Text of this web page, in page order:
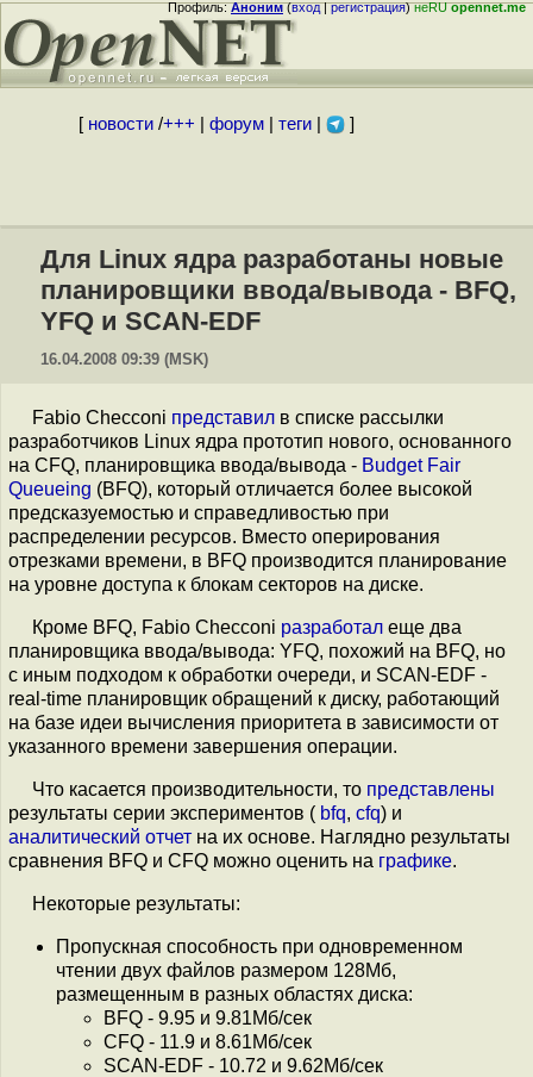
Профиль:Аноним(вход|регистрация)неRUopennet.me
[ новости/+++ форум| теги| ]
Для Linux ядра разработаны новые
планировщики ввода/вывода - BFQ,
YFQ и SCAN-EDF
16.04.2008 09:39 (MSK)
Fabio Checconi представил в списке рассылки
разработчиков Linux ядра прототип нового, основанного
на CFQ, планировщика ввода/вывода - Budget Fair
Queueing (BFQ), который отличается более высокой
предсказуемостью и справедливостью при
распределении ресурсов. Вместо оперирования
отрезками времени, в BFQ производится планирование
на уровне доступа к блокам секторов на диске.
Кроме BFQ, Fabio Checconi разработал еще два
планировщика ввода/вывода: YFQ, похожий на BFQ, но
с иным подходом к обработки очереди, и SCAN-EDF -
real-time планировщик обращений к диску, работающий
на базе идеи вычисления приоритета в зависимости от
указанного времени завершения операции.
Что касается производительности, то представлены
результаты серии экспериментов ( bfq, cfq) и
аналитический отчет на их основе. Наглядно результаты
сравнения BFQ и CFQ можно оценить на графике.
Некоторые результаты:
Пропускная способность при одновременном
чтении двух файлов размером 128Мб,
размещенным в разных областях диска:
BFQ - 9.95 и 9.81Мб/сек
CFQ - 11.9 и 8.61Мб/сек
SCAN-EDF - 10.72 и 9.62Мб/сек